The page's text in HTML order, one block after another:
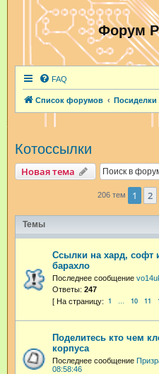
Форум
FAQ
Список форумов Посиделки
Котоссылки
Новая тема
206 тем 1 2
Темы
Ссылки на хард, софт
барахло
Последнее сообщение
Ответы: 247
1 … 10 11
Поделитесь кто чем
корпуса
Последнее сообщение
08:58:46